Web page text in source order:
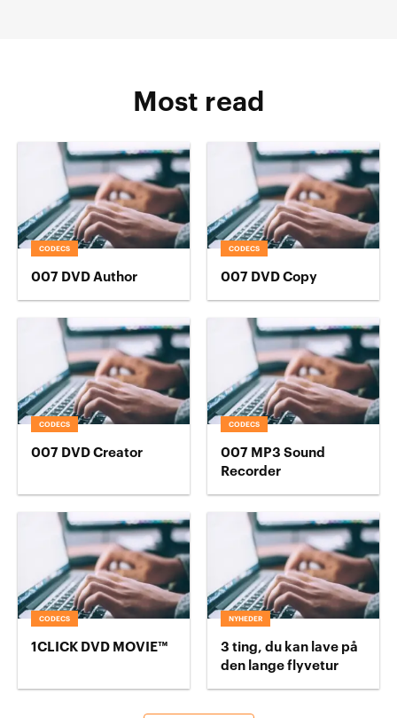
Most read
CODECS
007 DVD Author
CODECS
007 DVD Copy
CODECS
007 DVD Creator
CODECS
007 MP3 Sound
Recorder
CODECS
1CLICK DVD MOVIE™
NYHEDER
3 ting, du kan lave på
den lange flyvetur